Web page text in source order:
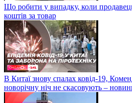
Що робити у випадку, коли
коштів за товар
В Китаї знову спалах ковід-19,
новорічну ніч не скасовують –